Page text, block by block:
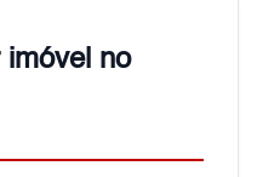
imóvel no